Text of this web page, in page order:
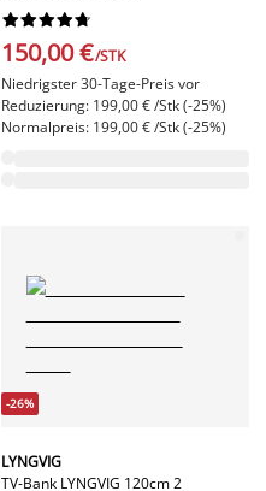






150,00 €/STK
Niedrigster 30-Tage-Preis vor
Reduzierung: 199,00 € /Stk (-25%)
Normalpreis: 199,00 € /Stk (-25%)
-26%
LYNGVIG
TV-Bank LYNGVIG 120cm 2